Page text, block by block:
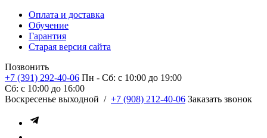
Оплата и доставка
Обучение
Гарантия
Старая версия сайта
Позвонить
+7 (391) 292-40-06 Пн - Сб: c 10:00 до 19:00
Сб: c 10:00 до 16:00
​Воскресенье выходной / +7 (908) 212-40-06 Заказать звонок